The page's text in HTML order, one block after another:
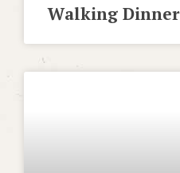
Walking Dinner